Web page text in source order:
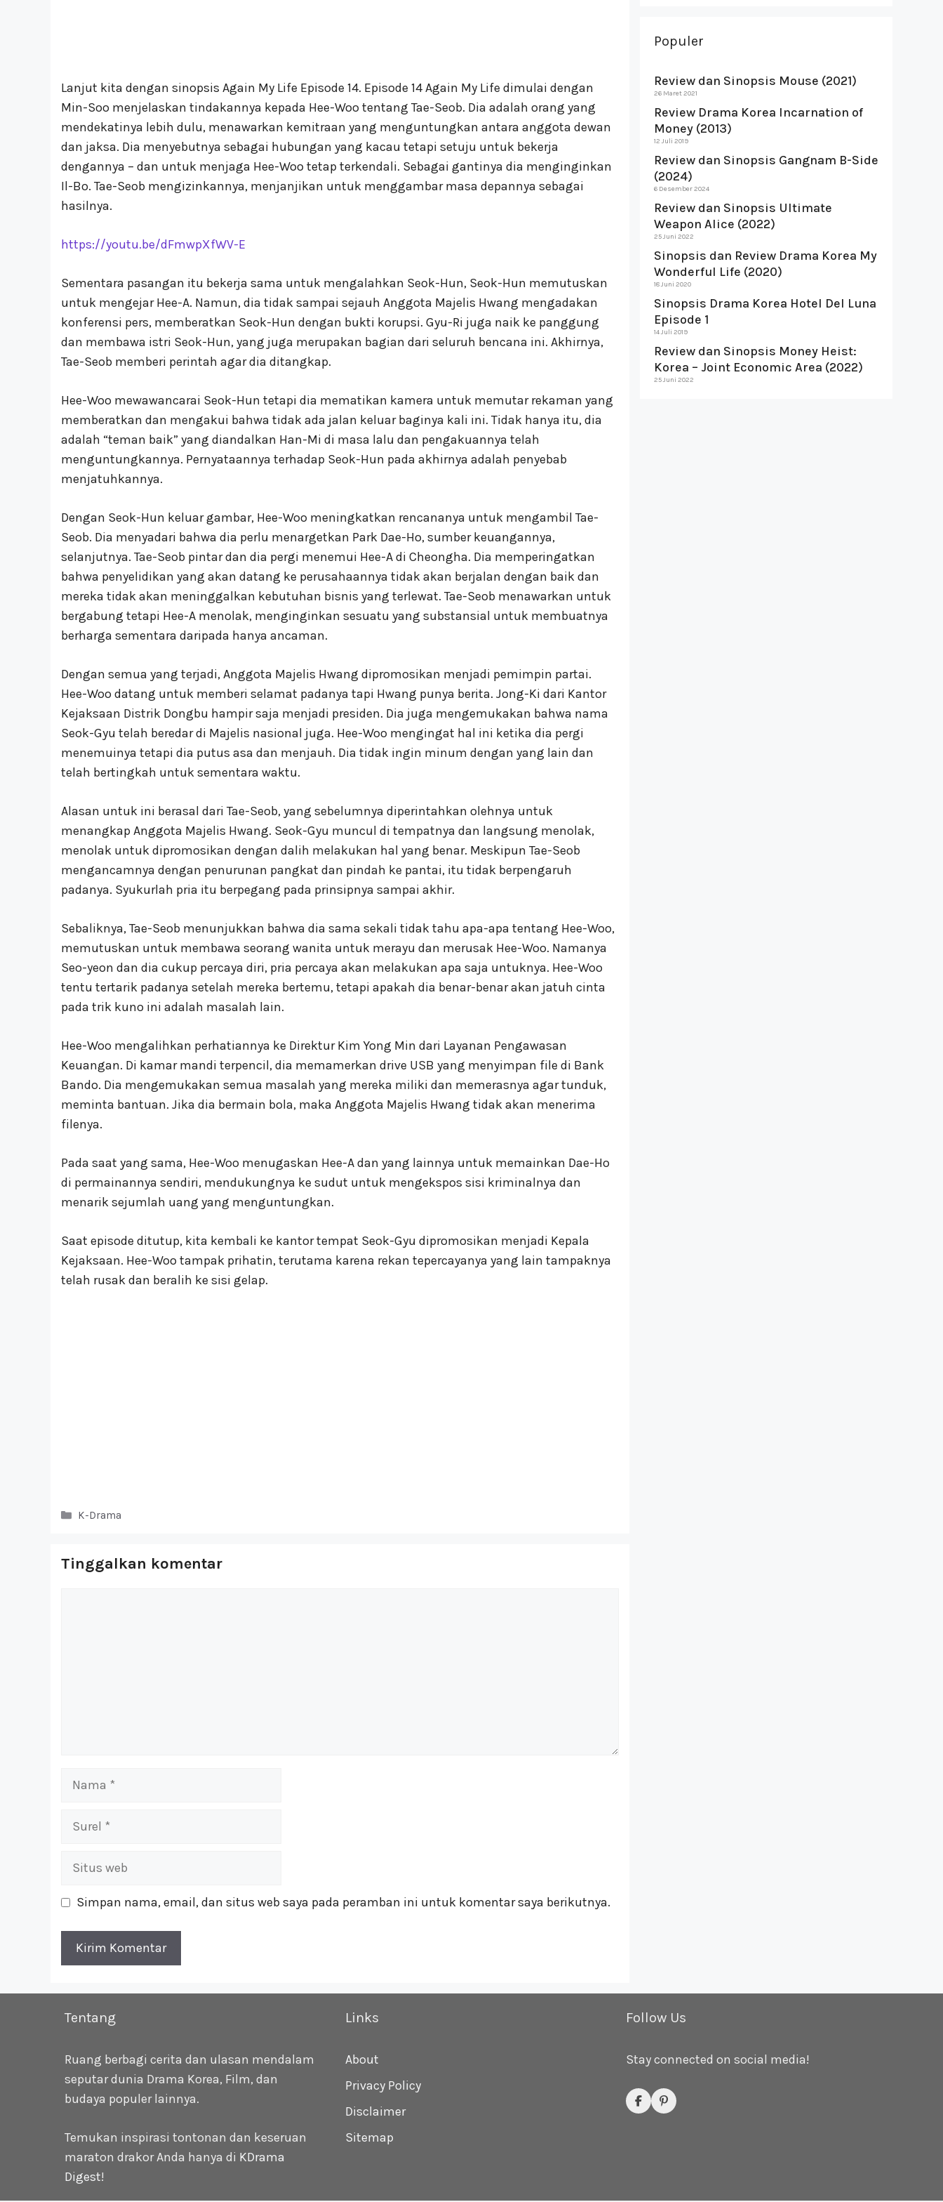
Lanjut kita dengan sinopsis Again My Life Episode 14. Episode 14 Again My Life dimulai dengan
Min-Soo menjelaskan tindakannya kepada Hee-Woo tentang Tae-Seob. Dia adalah orang yang
mendekatinya lebih dulu, menawarkan kemitraan yang menguntungkan antara anggota dewan
dan jaksa. Dia menyebutnya sebagai hubungan yang kacau tetapi setuju untuk bekerja
dengannya – dan untuk menjaga Hee-Woo tetap terkendali. Sebagai gantinya dia menginginkan
Il-Bo. Tae-Seob mengizinkannya, menjanjikan untuk menggambar masa depannya sebagai
hasilnya.
https://youtu.be/dFmwpXfWV-E
Sementara pasangan itu bekerja sama untuk mengalahkan Seok-Hun, Seok-Hun memutuskan
untuk mengejar Hee-A. Namun, dia tidak sampai sejauh Anggota Majelis Hwang mengadakan
konferensi pers, memberatkan Seok-Hun dengan bukti korupsi. Gyu-Ri juga naik ke panggung
dan membawa istri Seok-Hun, yang juga merupakan bagian dari seluruh bencana ini. Akhirnya,
Tae-Seob memberi perintah agar dia ditangkap.
Hee-Woo mewawancarai Seok-Hun tetapi dia mematikan kamera untuk memutar rekaman yang
memberatkan dan mengakui bahwa tidak ada jalan keluar baginya kali ini. Tidak hanya itu, dia
adalah “teman baik” yang diandalkan Han-Mi di masa lalu dan pengakuannya telah
menguntungkannya. Pernyataannya terhadap Seok-Hun pada akhirnya adalah penyebab
menjatuhkannya.
Dengan Seok-Hun keluar gambar, Hee-Woo meningkatkan rencananya untuk mengambil Tae-
Seob. Dia menyadari bahwa dia perlu menargetkan Park Dae-Ho, sumber keuangannya,
selanjutnya. Tae-Seob pintar dan dia pergi menemui Hee-A di Cheongha. Dia memperingatkan
bahwa penyelidikan yang akan datang ke perusahaannya tidak akan berjalan dengan baik dan
mereka tidak akan meninggalkan kebutuhan bisnis yang terlewat. Tae-Seob menawarkan untuk
bergabung tetapi Hee-A menolak, menginginkan sesuatu yang substansial untuk membuatnya
berharga sementara daripada hanya ancaman.
Dengan semua yang terjadi, Anggota Majelis Hwang dipromosikan menjadi pemimpin partai.
Hee-Woo datang untuk memberi selamat padanya tapi Hwang punya berita. Jong-Ki dari Kantor
Kejaksaan Distrik Dongbu hampir saja menjadi presiden. Dia juga mengemukakan bahwa nama
Seok-Gyu telah beredar di Majelis nasional juga. Hee-Woo mengingat hal ini ketika dia pergi
menemuinya tetapi dia putus asa dan menjauh. Dia tidak ingin minum dengan yang lain dan
telah bertingkah untuk sementara waktu.
Alasan untuk ini berasal dari Tae-Seob, yang sebelumnya diperintahkan olehnya untuk
menangkap Anggota Majelis Hwang. Seok-Gyu muncul di tempatnya dan langsung menolak,
menolak untuk dipromosikan dengan dalih melakukan hal yang benar. Meskipun Tae-Seob
mengancamnya dengan penurunan pangkat dan pindah ke pantai, itu tidak berpengaruh
padanya. Syukurlah pria itu berpegang pada prinsipnya sampai akhir.
Sebaliknya, Tae-Seob menunjukkan bahwa dia sama sekali tidak tahu apa-apa tentang Hee-Woo,
memutuskan untuk membawa seorang wanita untuk merayu dan merusak Hee-Woo. Namanya
Seo-yeon dan dia cukup percaya diri, pria percaya akan melakukan apa saja untuknya. Hee-Woo
tentu tertarik padanya setelah mereka bertemu, tetapi apakah dia benar-benar akan jatuh cinta
pada trik kuno ini adalah masalah lain.
Hee-Woo mengalihkan perhatiannya ke Direktur Kim Yong Min dari Layanan Pengawasan
Keuangan. Di kamar mandi terpencil, dia memamerkan drive USB yang menyimpan file di Bank
Bando. Dia mengemukakan semua masalah yang mereka miliki dan memerasnya agar tunduk,
meminta bantuan. Jika dia bermain bola, maka Anggota Majelis Hwang tidak akan menerima
filenya.
Pada saat yang sama, Hee-Woo menugaskan Hee-A dan yang lainnya untuk memainkan Dae-Ho
di permainannya sendiri, mendukungnya ke sudut untuk mengekspos sisi kriminalnya dan
menarik sejumlah uang yang menguntungkan.
Saat episode ditutup, kita kembali ke kantor tempat Seok-Gyu dipromosikan menjadi Kepala
Kejaksaan. Hee-Woo tampak prihatin, terutama karena rekan tepercayanya yang lain tampaknya
telah rusak dan beralih ke sisi gelap.
Kategori
K-Drama
Tinggalkan komentar
Nama
Surel
Situs
Simpan nama, email, dan situs web saya pada peramban ini untuk komentar saya berikutnya.
Populer
Review dan Sinopsis Mouse (2021)
26 Maret 2021
Review Drama Korea Incarnation of
Money (2013)
12 Juli 2019
Review dan Sinopsis Gangnam B-Side
(2024)
6 Desember 2024
Review dan Sinopsis Ultimate
Weapon Alice (2022)
25 Juni 2022
Sinopsis dan Review Drama Korea My
Wonderful Life (2020)
18 Juni 2020
Sinopsis Drama Korea Hotel Del Luna
Episode 1
14 Juli 2019
Review dan Sinopsis Money Heist:
Korea – Joint Economic Area (2022)
25 Juni 2022
Tentang
Ruang berbagi cerita dan ulasan mendalam
seputar dunia Drama Korea, Film, dan
budaya populer lainnya.
Temukan inspirasi tontonan dan keseruan
maraton drakor Anda hanya di KDrama
Digest!
Links
About
Privacy Policy
Disclaimer
Sitemap
Follow Us
Stay connected on social media!